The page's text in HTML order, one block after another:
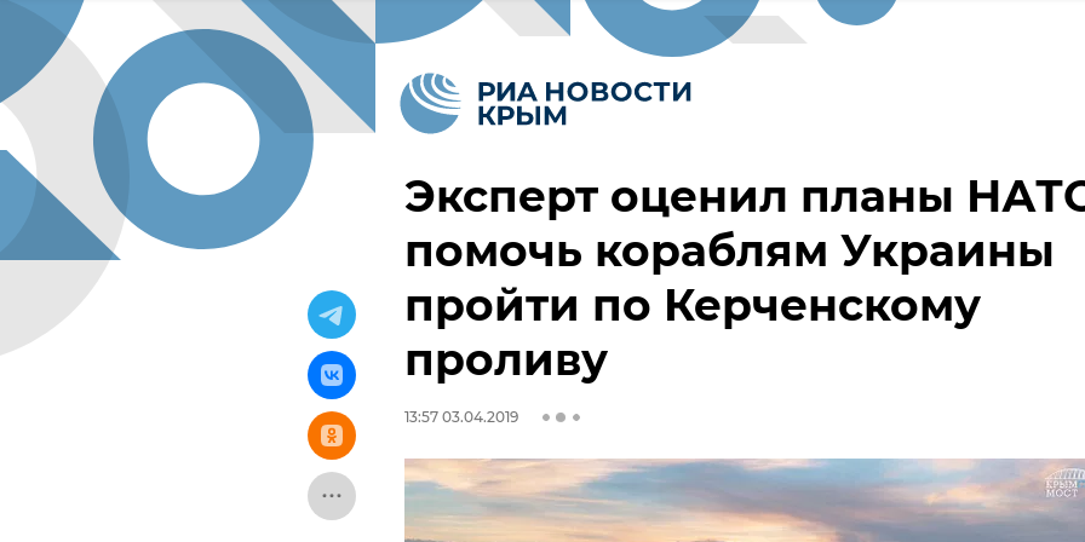
Эксперт оценил планы
помочь кораблям Украины
пройти по Керченскому
проливу
13:57 03.04.2019